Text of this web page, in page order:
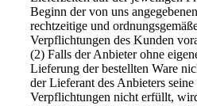
Beginn der von uns
rechtzeitige und
Verpflichtungen des Kunden
(2) Falls der Anbieter ohne
Lieferung der bestellten Ware
der Lieferant des Anbieters
Verpflichtungen nicht erfüllt,